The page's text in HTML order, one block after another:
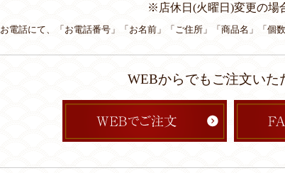
※店休日(火曜日)変更の場
お電話にて、「お電話番号」「お名前」「ご住所」「商品名」「個
WEBからでもご注文いた